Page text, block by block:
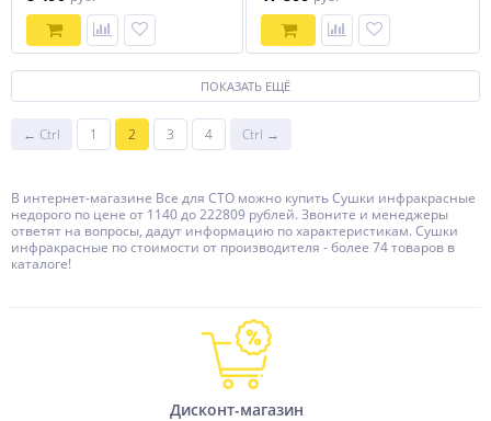
ПОКАЗАТЬ ЕЩЁ
← Ctrl 1 2 3 4 Ctrl →
В интернет-магазине Все для СТО можно купить Сушки инфракрасные
недорого по цене от 1140 до 222809 рублей. Звоните и менеджеры
ответят на вопросы, дадут информацию по характеристикам. Сушки
инфракрасные по стоимости от производителя - более 74 товаров в
каталоге!
Дисконт-магазин